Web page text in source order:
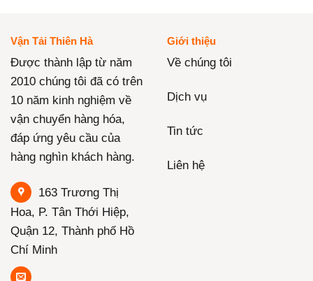
Vận Tải Thiên Hà
Được thành lập từ năm
2010 chúng tôi đã có trên
10 năm kinh nghiệm về
vận chuyển hàng hóa,
đáp ứng yêu cầu của
hàng nghìn khách hàng.
163 Trương Thị
Hoa, P. Tân Thới Hiệp,
Quận 12, Thành phố Hồ
Chí Minh
Giới thiệu
Về chúng tôi
Dịch vụ
Tin tức
Liên hệ